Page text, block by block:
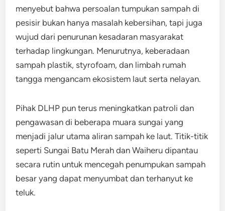
menyebut bahwa persoalan tumpukan sampah di
pesisir bukan hanya masalah kebersihan, tapi juga
wujud dari penurunan kesadaran masyarakat
terhadap lingkungan. Menurutnya, keberadaan
sampah plastik, styrofoam, dan limbah rumah
tangga mengancam ekosistem laut serta nelayan.
Pihak DLHP pun terus meningkatkan patroli dan
pengawasan di beberapa muara sungai yang
menjadi jalur utama aliran sampah ke laut. Titik-titik
seperti Sungai Batu Merah dan Waiheru dipantau
secara rutin untuk mencegah penumpukan sampah
besar yang dapat menyumbat dan terhanyut ke
teluk.